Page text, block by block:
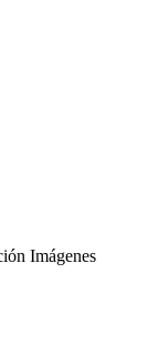
Imágenes